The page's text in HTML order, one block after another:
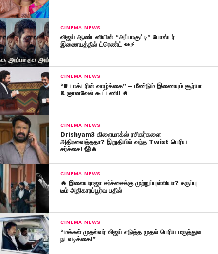
CINEMA NEWS
விஜய் ஆண்டனியின் “அப்பாகுட்டி” போஸ்டர்
இணையத்தில் ட்ரெண்ட் 👀⚡
CINEMA NEWS
“₹5 டாக்டரின் வாழ்க்கை” – மீண்டும் இணையும் சூர்யா
& ஞானவேல் கூட்டணி! 🔥
CINEMA NEWS
Drishyam3 கிளைமாக்ஸ் ரசிகர்களை
அதிரவைத்ததா? இறுதியில் வந்த Twist பெரிய
சர்ச்சை! 😱🔥
CINEMA NEWS
🔥 இளையராஜா சர்ச்சைக்கு முற்றுப்புள்ளியா? கருப்பு
டீம் அதிகாரப்பூர்வ பதில்
CINEMA NEWS
“மக்கள் முதல்வர் விஜய் எடுத்த முதல் பெரிய மருத்துவ
நடவடிக்கை!”